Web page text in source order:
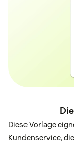
Diese Vorlage
Kundenservice,